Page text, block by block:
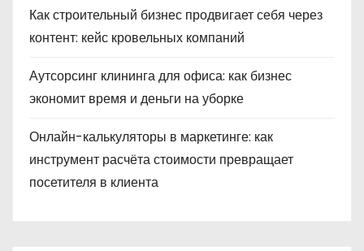
Как строительный бизнес продвигает себя через
контент: кейс кровельных компаний
Аутсорсинг клининга для офиса: как бизнес
экономит время и деньги на уборке
Онлайн-калькуляторы в маркетинге: как
инструмент расчёта стоимости превращает
посетителя в клиента